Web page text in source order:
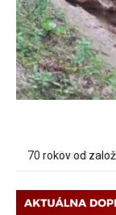
Sereď